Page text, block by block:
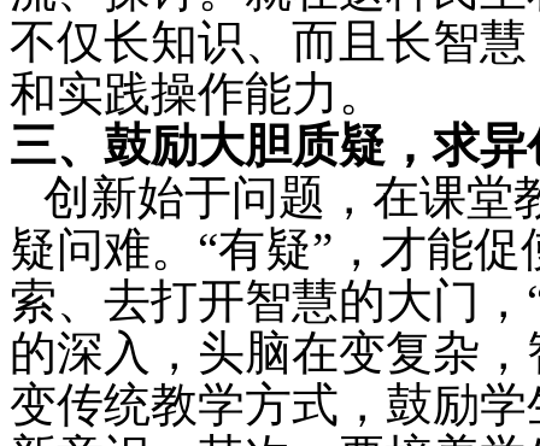
不仅长知识、而且长智
和实践操作能力。
三、鼓励大胆质疑，求异
创新始于问题，在课堂
疑问难。“有疑”，才能
索、去打开智慧的大门
的深入，头脑在变复杂
变传统教学方式，鼓励